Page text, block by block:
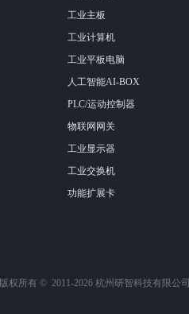
工业主板
工业计算机
工业平板电脑
人工智能AI-BOX
PLC/运动控制器
物联网网关
工业显示器
工业交换机
功能扩展卡
版权所有 ©  2011-2026 杭州研智科技有限公司